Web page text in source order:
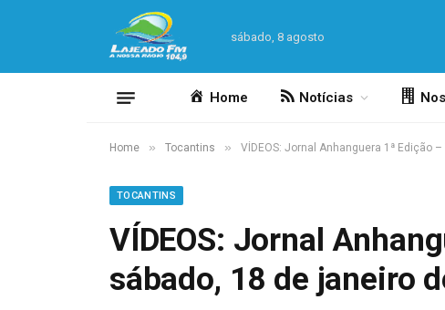
sábado, 8 agosto
Home Notícias
Home » Tocantins » VÍDEOS: Jornal Anhanguera 1ª Edição
TOCANTINS
VÍDEOS: Jornal
sábado, 18 de janeiro